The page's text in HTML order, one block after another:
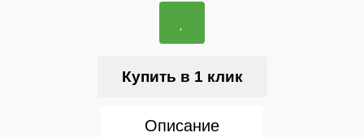
Купить в 1 клик
Описание